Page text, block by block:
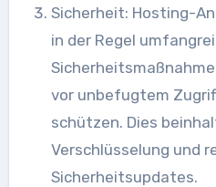
Sicherheit: Hosting-
in der Regel
vor unbefugtem
schützen. Dies
Verschlüsselung und
Sicherheitsupdates.